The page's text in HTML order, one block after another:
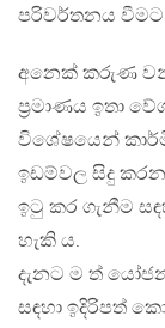
පරිවර්තනය
අනෙක් කරුණ
ප‍්‍රමාණය ඉතා
විශේෂයෙන්
ඉඩම්වල සිදු
ඉටු කර ගැනීම
හැකි ය.
දැනට ම ත්
සඳහා ඉදිරිපත්